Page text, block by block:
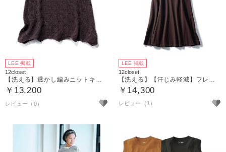
LEE 掲載
12closet
【洗える】透かし編みニットキャミソール
￥13,200
LEE 掲載
12closet
【洗える】【汗じみ軽減】フレアTワンピース
￥14,300
レビュー（1）